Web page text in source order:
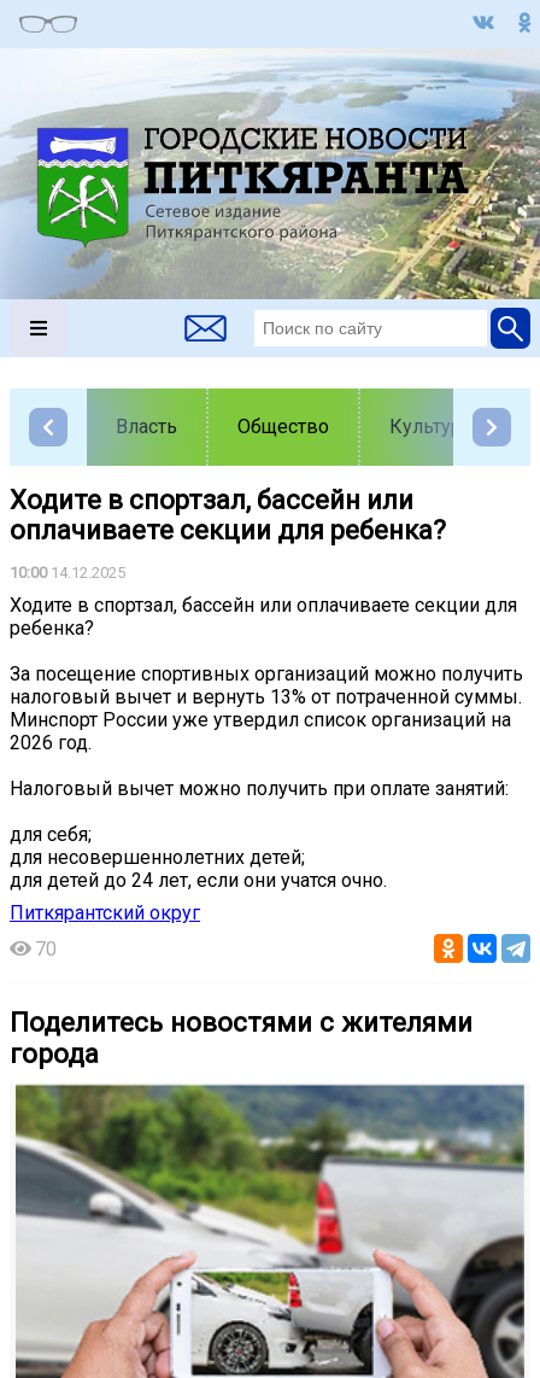
Власть Общество Культура
Ходите в спортзал, бассейн или
оплачиваете секции для ребенка?
10:0014.12.2025
Ходите в спортзал, бассейн или оплачиваете секции для
ребенка?
За посещение спортивных организаций можно получить
налоговый вычет и вернуть 13% от потраченной суммы.
Минспорт России уже утвердил список организаций на
2026 год.
Налоговый вычет можно получить при оплате занятий:
для себя;
для несовершеннолетних детей;
для детей до 24 лет, если они учатся очно.
Питкярантский округ
70
Поделитесь новостями с жителями
города